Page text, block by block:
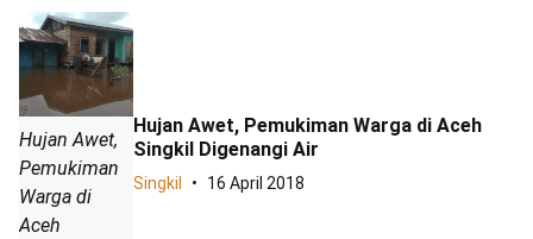
Hujan Awet,
Pemukiman
Warga di
Aceh
Hujan Awet, Pemukiman Warga di Aceh
Singkil Digenangi Air
Singkil 16 April 2018